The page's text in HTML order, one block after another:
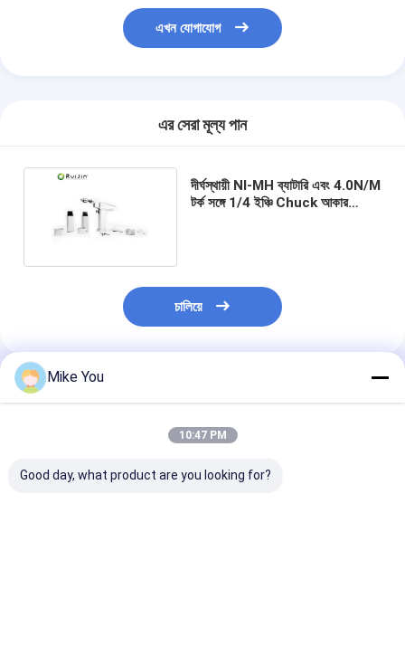
এখন যোগাযোগ
এর সেরা মূল্য পান
দীর্ঘস্থায়ী NI-MH ব্যাটারি এবং 4.0N/M
টর্ক সঙ্গে 1/4 ইঞ্চি Chuck আকার
চালিয়ে
প্রস্তাবিত পণ্য
Mike You
10:47 PM
Good day, what product are you looking for?